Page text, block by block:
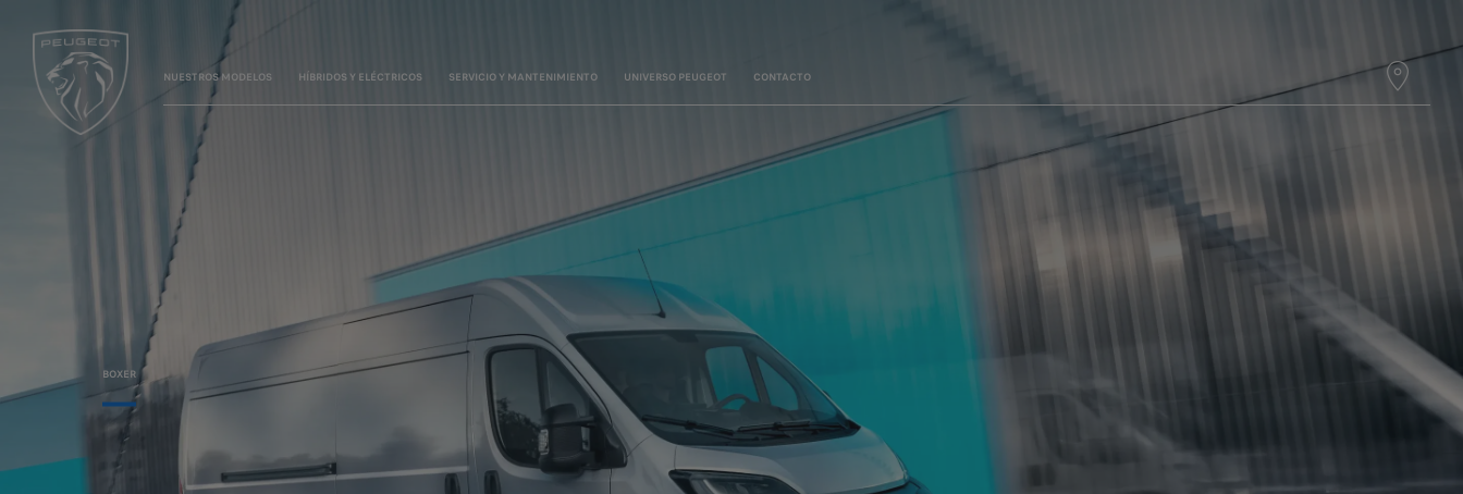
NUESTROS MODELOS HÍBRIDOS Y ELÉCTRICOS SERVICIO Y MANTENIMIENTO UNIVERSO PEUGEOT CONTACTO
BOXER